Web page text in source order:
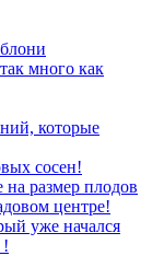
много как
которые
сосен!
размер плодов
центре!
уже начался
!